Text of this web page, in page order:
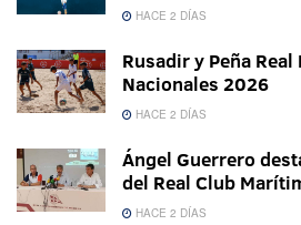
HACE 2 DÍAS
Rusadir y Peña
Nacionales 2026
HACE 2 DÍAS
Ángel Guerrero
del Real Club
HACE 2 DÍAS